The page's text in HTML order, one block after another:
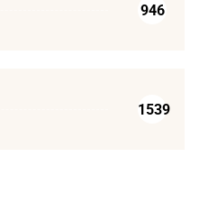
946
1539